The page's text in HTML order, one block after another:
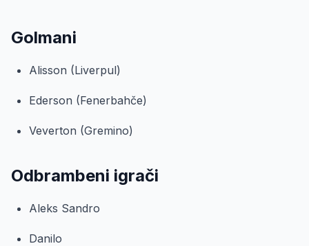
Golmani
Alisson (Liverpul)
Ederson (Fenerbahče)
Veverton (Gremino)
Odbrambeni igrači
Aleks Sandro
Danilo